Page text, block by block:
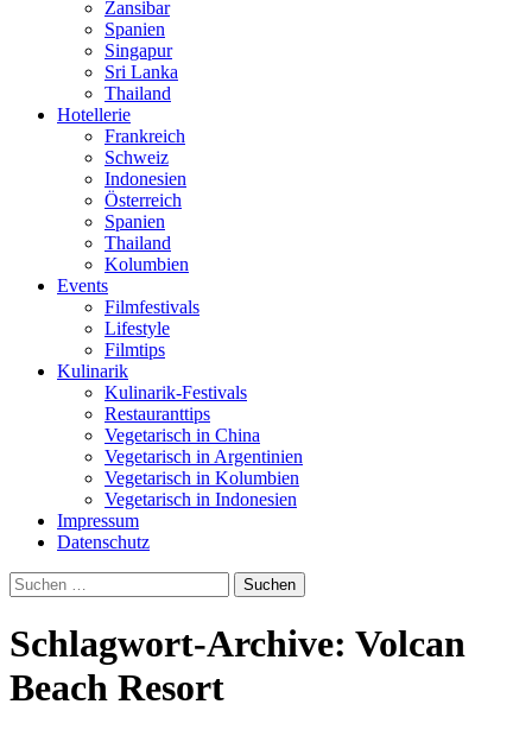
Zansibar
Spanien
Singapur
Sri Lanka
Thailand
Hotellerie
Frankreich
Schweiz
Indonesien
Österreich
Spanien
Thailand
Kolumbien
Events
Filmfestivals
Lifestyle
Filmtips
Kulinarik
Kulinarik-Festivals
Restauranttips
Vegetarisch in China
Vegetarisch in Argentinien
Vegetarisch in Kolumbien
Vegetarisch in Indonesien
Impressum
Datenschutz
Suchen
nach:
Schlagwort-Archive: Volcan
Beach Resort